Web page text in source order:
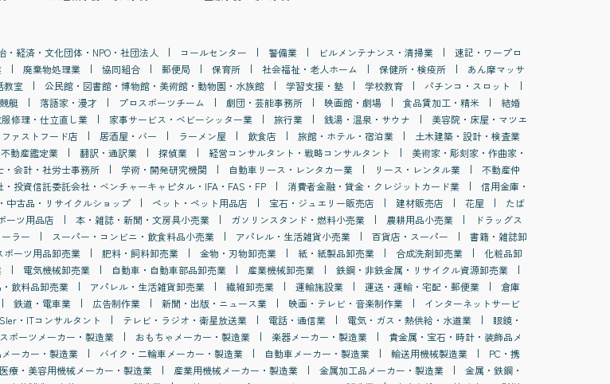
・経済・文化団体・NPO・社団法人 コールセンター 警備業 ビルメンテナンス・清掃業
速記・ワープロ
廃棄物処理業 協同組合 郵便局 保育所 社会福祉・老人ホーム 保健所・検疫所
あん摩マッサ
教室 公民館・図書館・博物館・美術館・動物園・水族館 学習支援・塾 学校教育
パチンコ・スロット
艇 落語家・漫才 プロスポーツチーム 劇団・芸能事務所 映画館・劇場 食品賃加工・精米
結婚
修理・仕立直し業 家事サービス・ベビーシッター業 旅行業 銭湯・温泉・サウナ
美容院・床屋・マツエ
ファストフード店 居酒屋・バー ラーメン屋 飲食店 旅館・ホテル・宿泊業
土木建築・設計・検査業
不動産鑑定業 翻訳・通訳業 探偵業 経営コンサルタント・戦略コンサルタント
美術家・彫刻家・作曲家・
・会計・社労士事務所 学術・開発研究機関 自動車リース・レンタカー業 リース・レンタル業
不動産仲
・投資信託委託会社・ベンチャーキャピタル・IFA・FAS・FP 消費者金融・貸金・クレジットカード業
信用金庫・
中古品・リサイクルショップ ペット・ペット用品店 宝石・ジュエリー販売店 建材販売店 花屋
たば
ーツ用品店 本・雑誌・新聞・文房具小売業 ガソリンスタンド・燃料小売業 農耕用品小売業
ドラッグス
ラー スーパー・コンビニ・飲食料品小売業 アパレル・生活雑貨小売業 百貨店・スーパー
書籍・雑誌卸
ポーツ用品卸売業 肥料・飼料卸売業 金物・刃物卸売業 紙・紙製品卸売業 合成洗剤卸売業
化粧品卸
電気機械卸売業 自動車・自動車部品卸売業 産業機械卸売業
鉄鋼・非鉄金属・リサイクル資源卸売業
飲料品卸売業 アパレル・生活雑貨卸売業 繊維卸売業 運輸施設業 運送・運輸・宅配・郵便業
倉庫
鉄道・電車業 広告制作業 新聞・出版・ニュース業 映画・テレビ・音楽制作業
インターネットサービ
・ITコンサルタント テレビ・ラジオ・衛星放送業 電話・通信業 電気・ガス・熱供給・水道業
眼鏡・
スポーツメーカー・製造業 おもちゃメーカー・製造業 楽器メーカー・製造業
貴金属・宝石・時計・装飾品メ
ーカー・製造業 バイク・二輪車メーカー・製造業 自動車メーカー・製造業 輸送用機械製造業
PC・携
医療・美容用機械メーカー・製造業 産業用機械メーカー・製造業 金属加工品メーカー・製造業
金属・鉄鋼・